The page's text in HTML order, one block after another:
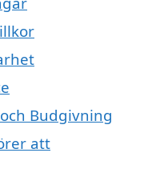
Budgivning
att